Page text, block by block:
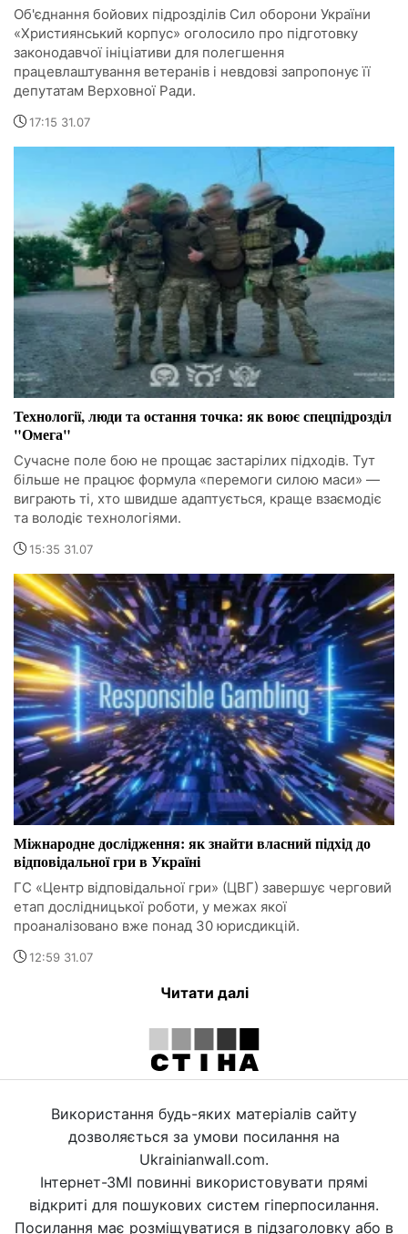
Об'єднання бойових підрозділів Сил оборони України
«Християнський корпус» оголосило про підготовку
законодавчої ініціативи для полегшення
працевлаштування ветеранів і невдовзі запропонує її
депутатам Верховної Ради.
17:15 31.07
Технології, люди та остання точка: як воює спецпідрозділ
"Омега"
Сучасне поле бою не прощає застарілих підходів. Тут
більше не працює формула «перемоги силою маси» —
виграють ті, хто швидше адаптується, краще взаємодіє
та володіє технологіями.
15:35 31.07
Міжнародне дослідження: як знайти власний підхід до
відповідальної гри в Україні
ГС «Центр відповідальної гри» (ЦВГ) завершує черговий
етап дослідницької роботи, у межах якої
проаналізовано вже понад 30 юрисдикцій.
12:59 31.07
Читати далі
Використання будь-яких матеріалів сайту
дозволяється за умови посилання на
Ukrainianwall.com.
Інтернет-ЗМІ повинні використовувати прямі
відкриті для пошукових систем гіперпосилання.
Посилання має розміщуватися в підзаголовку або в